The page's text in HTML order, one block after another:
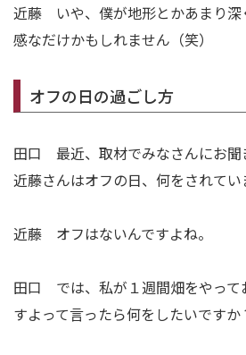
近藤 いや、僕が地形とかあまり深
感なだけかもしれません（笑）
オフの日の過ごし方
田口 最近、取材でみなさんにお聞
近藤さんはオフの日、何をされてい
近藤 オフはないんですよね。
田口 では、私が１週間畑をやって
すよって言ったら何をしたいですか